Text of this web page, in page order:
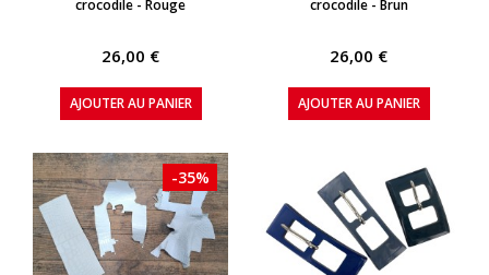
crocodile - Rouge
26,00 €
AJOUTER AU PANIER
crocodile - Brun
26,00 €
AJOUTER AU PANIER
-35%